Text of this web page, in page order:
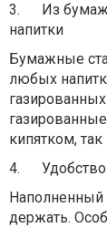
3.
Из
напитки
Бумажные
любых
кипятком,
4.
Наполненный
держать.